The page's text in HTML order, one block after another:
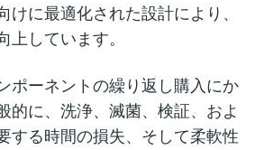
けに最適化された設計により、
しています。
ポーネントの繰り返し購入にか
的に、洗浄、滅菌、検証、およ
する時間の損失、そして柔軟性